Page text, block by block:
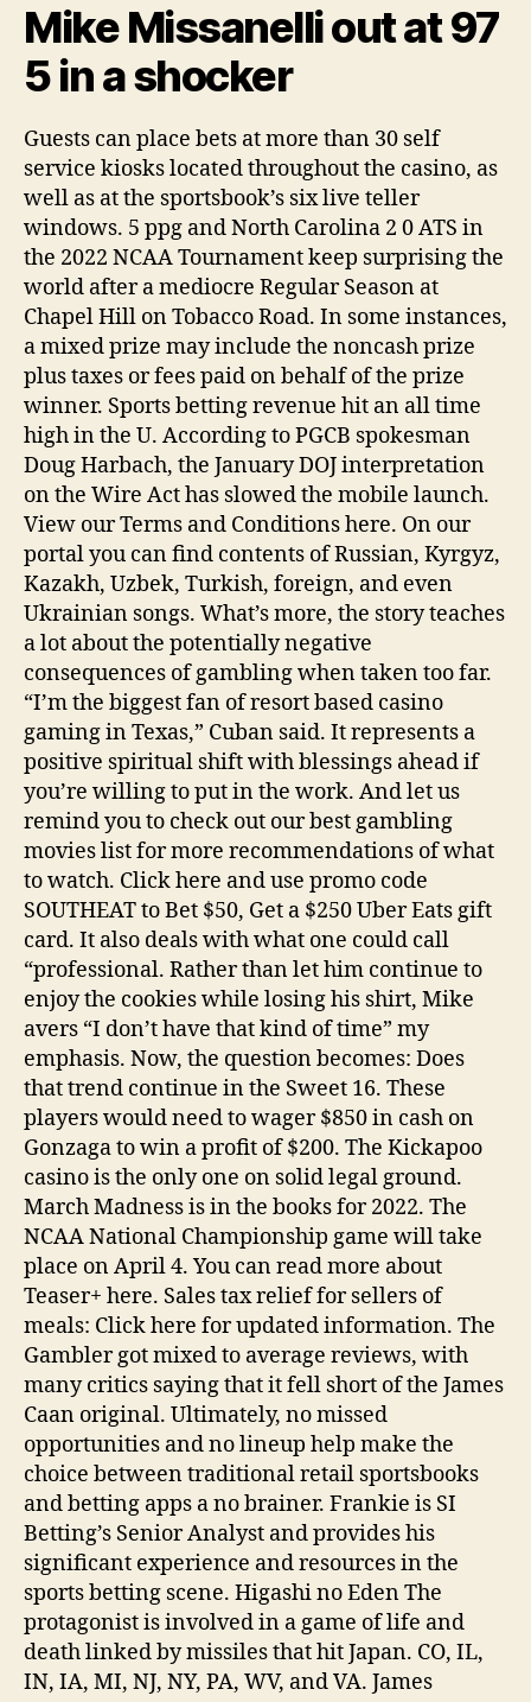
Mike Missanelli out at 97
5 in a shocker
Guests can place bets at more than 30 self
service kiosks located throughout the casino, as
well as at the sportsbook’s six live teller
windows. 5 ppg and North Carolina 2 0 ATS in
the 2022 NCAA Tournament keep surprising the
world after a mediocre Regular Season at
Chapel Hill on Tobacco Road. In some instances,
a mixed prize may include the noncash prize
plus taxes or fees paid on behalf of the prize
winner. Sports betting revenue hit an all time
high in the U. According to PGCB spokesman
Doug Harbach, the January DOJ interpretation
on the Wire Act has slowed the mobile launch.
View our Terms and Conditions here. On our
portal you can find contents of Russian, Kyrgyz,
Kazakh, Uzbek, Turkish, foreign, and even
Ukrainian songs. What’s more, the story teaches
a lot about the potentially negative
consequences of gambling when taken too far.
“I’m the biggest fan of resort based casino
gaming in Texas,” Cuban said. It represents a
positive spiritual shift with blessings ahead if
you’re willing to put in the work. And let us
remind you to check out our best gambling
movies list for more recommendations of what
to watch. Click here and use promo code
SOUTHEAT to Bet $50, Get a $250 Uber Eats gift
card. It also deals with what one could call
“professional. Rather than let him continue to
enjoy the cookies while losing his shirt, Mike
avers “I don’t have that kind of time” my
emphasis. Now, the question becomes: Does
that trend continue in the Sweet 16. These
players would need to wager $850 in cash on
Gonzaga to win a profit of $200. The Kickapoo
casino is the only one on solid legal ground.
March Madness is in the books for 2022. The
NCAA National Championship game will take
place on April 4. You can read more about
Teaser+ here. Sales tax relief for sellers of
meals: Click here for updated information. The
Gambler got mixed to average reviews, with
many critics saying that it fell short of the James
Caan original. Ultimately, no missed
opportunities and no lineup help make the
choice between traditional retail sportsbooks
and betting apps a no brainer. Frankie is SI
Betting’s Senior Analyst and provides his
significant experience and resources in the
sports betting scene. Higashi no Eden The
protagonist is involved in a game of life and
death linked by missiles that hit Japan. CO, IL,
IN, IA, MI, NJ, NY, PA, WV, and VA. James